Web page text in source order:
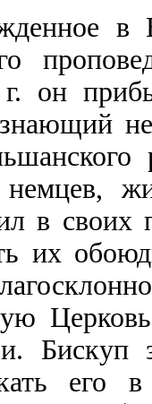
он
в своих
их
Бискуп
его